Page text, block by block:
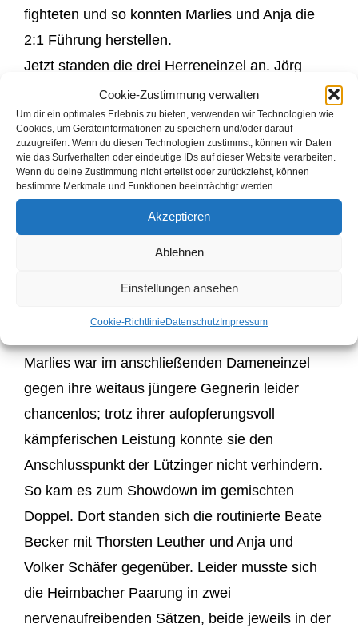
Cookie-Zustimmung verwalten
Um dir ein optimales Erlebnis zu bieten, verwenden wir Technologien wie
Cookies, um Geräteinformationen zu speichern und/oder darauf
zuzugreifen. Wenn du diesen Technologien zustimmst, können wir Daten
wie das Surfverhalten oder eindeutige IDs auf dieser Website verarbeiten.
Wenn du deine Zustimmung nicht erteilst oder zurückziehst, können
bestimmte Merkmale und Funktionen beeinträchtigt werden.
Akzeptieren
Ablehnen
Einstellungen ansehen
Cookie-RichtlinieDatenschutzImpressum
fighteten und so konnten Marlies und Anja die
2:1 Führung herstellen.
Jetzt standen die drei Herreneinzel an. Jörg
Kahn musste sich Uli Becker klar geschlagen
geben. Michael Kahn dominierte gegen Mario
Caspari. Claus Schröder gewann im 3.Einzel
deutlich den ersten Satz mit 21:11, unterlag
genauso klar im 2.Satz zu 13 gegen seinen
Namensvetter Benno Schröder. Im dritten Satz
konnte Claus dann aber glücklicherweise das
mit 4:2 in Führung bringen.
Marlies war im anschließenden Dameneinzel
gegen ihre weitaus jüngere Gegnerin leider
chancenlos; trotz ihrer aufopferungsvoll
kämpferischen Leistung konnte sie den
Anschlusspunkt der Lützinger nicht verhindern.
So kam es zum Showdown im gemischten
Doppel. Dort standen sich die routinierte Beate
Becker mit Thorsten Leuther und Anja und
Volker Schäfer gegenüber. Leider musste sich
die Heimbacher Paarung in zwei
nervenaufreibenden Sätzen, beide jeweils in der